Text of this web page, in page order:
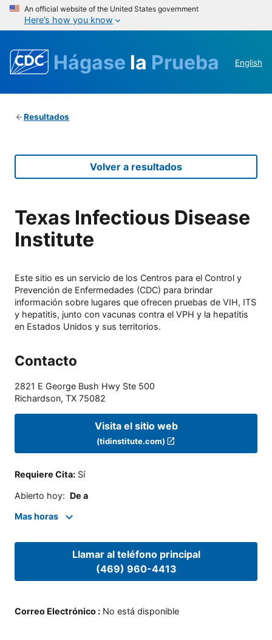
An official website of the United States government
Here’s how you know
Hágase la Prueba English
Resultados
Volver a resultados
Texas Infectious Disease
Institute
Este sitio es un servicio de los Centros para el Control y
Prevención de Enfermedades (CDC) para brindar
información sobre lugares que ofrecen pruebas de VIH, ITS
y hepatitis, junto con vacunas contra el VPH y la hepatitis
en Estados Unidos y sus territorios.
Contacto
2821 E George Bush Hwy Ste 500
Richardson, TX 75082
Visita el sitio web
(tidinstitute.com)
Requiere Cita: Sí
Abierto hoy: De a
Mas horas
Llamar al teléfono principal
(469) 960-4413
Correo Electrónico : No está disponible